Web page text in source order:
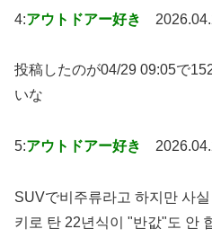
4:アウトドアー好き
投稿したのが04/29 09:05で
いな
5:アウトドアー好き
SUVで비주류라고 하지만 사
키로 탄 22년식이 "반값"도 안